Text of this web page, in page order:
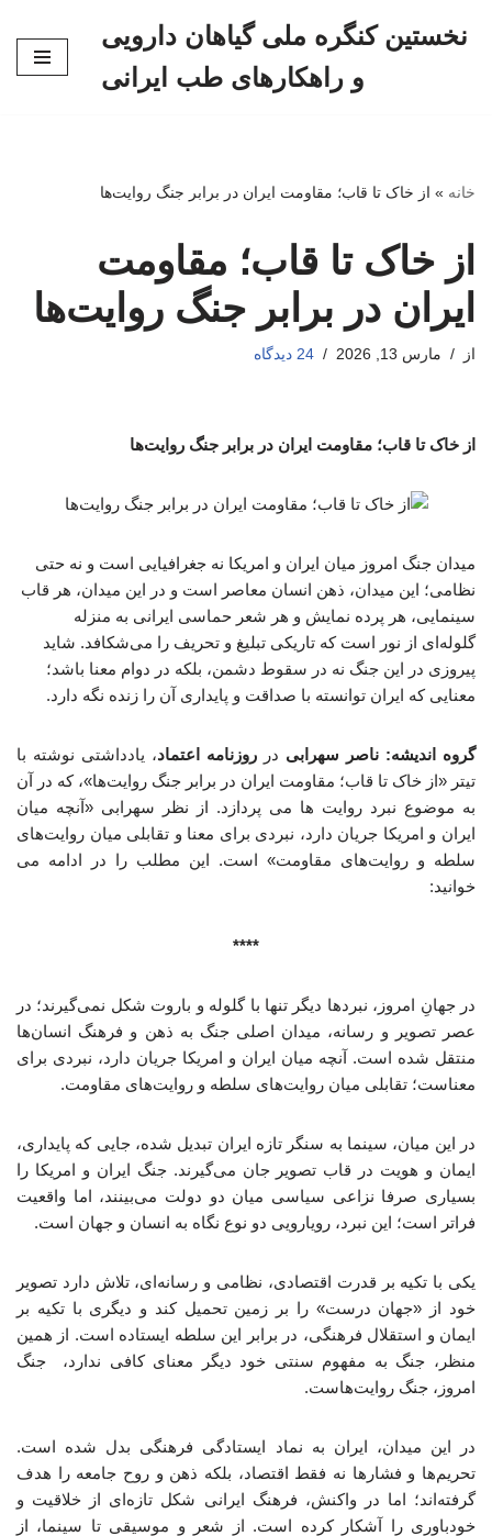
نخستین کنگره ملی گیاهان دارویی
و راهکارهای طب ایرانی
خانه » از خاک تا قاب؛ مقاومت ایران در برابر جنگ روایت‌ها
از خاک تا قاب؛ مقاومت
ایران در برابر جنگ روایت‌ها
از مارس 13, 2026 24 دیدگاه
از خاک تا قاب؛ مقاومت ایران در برابر جنگ روایت‌ها
میدان جنگ امروز میان ایران و امریکا نه جغرافیایی است و نه حتی
نظامی؛ این میدان، ذهن انسان معاصر است و در این میدان، هر قاب
سینمایی، هر پرده نمایش و هر شعر حماسی ایرانی به منزله
گلوله‌ای از نور است که تاریکی تبلیغ و تحریف را می‌شکافد. شاید
پیروزی در این جنگ نه در سقوط دشمن، بلکه در دوام معنا باشد؛
معنایی که ایران توانسته با صداقت و پایداری آن را زنده نگه دارد.
گروه اندیشه: ناصر سهرابی در روزنامه اعتماد، یادداشتی نوشته با
تیتر «از خاک تا قاب؛ مقاومت ایران در برابر جنگ روایت‌ها»، که در آن
به موضوع نبرد روایت ها می پردازد. از نظر سهرابی «آنچه میان
ایران و امریکا جریان دارد، نبردی برای معنا و تقابلی میان روایت‌های
سلطه و روایت‌های مقاومت» است. این مطلب را در ادامه می
خوانید:
****
در جهانِ امروز، نبردها دیگر تنها با گلوله و باروت شکل نمی‌گیرند؛ در
عصر تصویر و رسانه، میدان اصلی جنگ به ذهن و فرهنگ انسان‌ها
منتقل شده است. آنچه میان ایران و امریکا جریان دارد، نبردی برای
معناست؛ تقابلی میان روایت‌های سلطه و روایت‌های مقاومت.
در این میان، سینما به سنگر تازه ایران تبدیل شده، جایی که پایداری،
ایمان و هویت در قاب تصویر جان می‌گیرند. جنگ ایران و امریکا را
بسیاری صرفا نزاعی سیاسی میان دو دولت می‌بینند، اما واقعیت
فراتر است؛ این نبرد، رویارویی دو نوع نگاه به انسان و جهان است.
یکی با تکیه بر قدرت اقتصادی، نظامی و رسانه‌ای، تلاش دارد تصویر
خود از «جهان درست» را بر زمین تحمیل کند و دیگری با تکیه بر
ایمان و استقلال فرهنگی، در برابر این سلطه ایستاده است. از همین
منظر، جنگ به مفهوم سنتی خود دیگر معنای کافی ندارد، جنگ
امروز، جنگ روایت‌هاست.
در این میدان، ایران به نماد ایستادگی فرهنگی بدل شده است.
تحریم‌ها و فشارها نه ‌فقط اقتصاد، بلکه ذهن و روح جامعه را هدف
گرفته‌اند؛ اما در واکنش، فرهنگ ایرانی شکل تازه‌ای از خلاقیت و
خودباوری را آشکار کرده است. از شعر و موسیقی تا سینما، از